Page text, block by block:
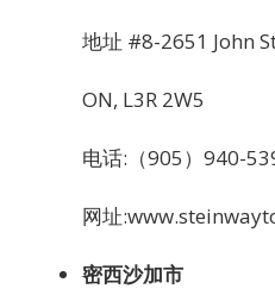
地址 #8-2651 John
ON, L3R 2W5
电话:（905）940-
网址
密西沙加市